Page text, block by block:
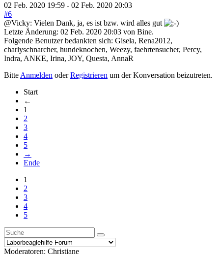
02 Feb. 2020 19:59 - 02 Feb. 2020 20:03
#6
@Vicky: Vielen Dank, ja, es ist bzw. wird alles gut
Letzte Änderung: 02 Feb. 2020 20:03 von Bine.
Folgende Benutzer bedankten sich: Gisela, Rena2012,
charlyschnarcher, hundeknochen, Weezy, faehrtensucher, Percy,
Indra, ANKE, Irina, JOY, Questa, AnnaR
Bitte Anmelden oderRegistrieren um der Konversation beizutreten.
Start
←
1
2
3
4
5
→
Ende
1
2
3
4
5
Moderatoren: Christiane